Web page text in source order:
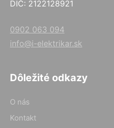
DIČ: 2122128921
0902 063 094
info@i-elektrikar.sk
Dôležité odkazy
O nás
Kontakt